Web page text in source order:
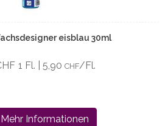
eisblau 30ml
1 Fl. | 5,90 CHF/Fl.
Mehr Informationen